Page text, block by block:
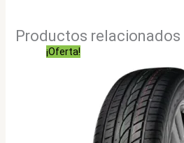
Productos relacionados
¡Oferta!